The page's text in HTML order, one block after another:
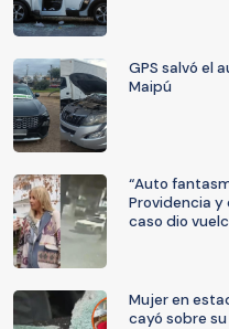
GPS salvó el
Maipú
“Auto
Providencia y
caso dio
Mujer en
cayó sobre